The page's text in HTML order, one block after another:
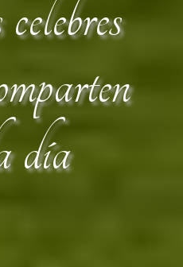
día